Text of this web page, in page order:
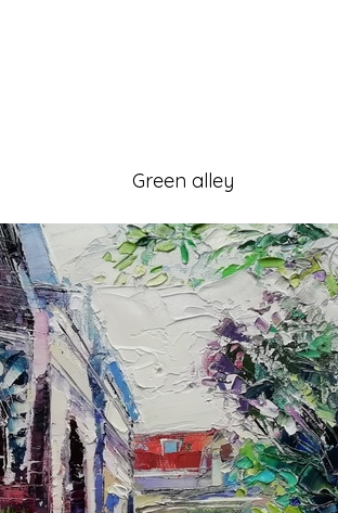
Green alley